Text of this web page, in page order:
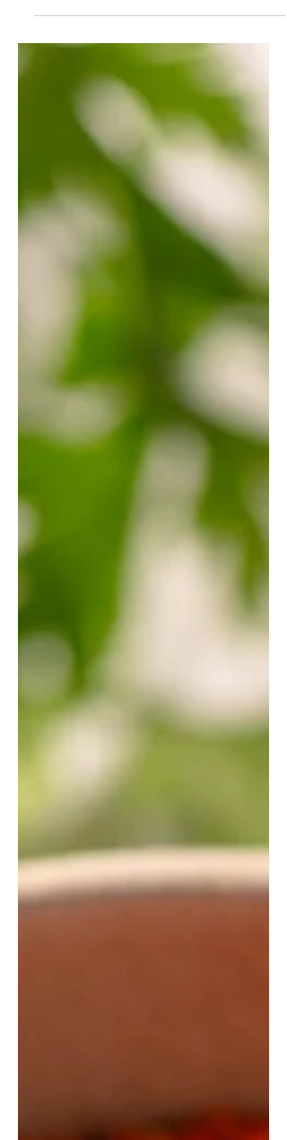
Já sabe o que preparar de Páscoa? A
leve e deliciosa para levar no almoço
de família: uma saladona completa,
deliciosa! Quem sabe você não faz
alguém da sua família também se
apaixonar por saladas assim como
nós? INGREDIENTES DA SALADA: 1
xícara de palmito cortado em cubos
¼ xícara de azeitona preta em fatias 1
cebola roxa cortada em julienne 1
xícara de tomatinho cereja cortado
em quartos 1 xícara de folhas de
agrião roxo 1 xícara de alfa